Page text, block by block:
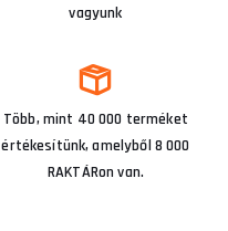
vagyunk
Több, mint 40 000 terméket
értékesítünk, amelyből 8 000
RAKTÁRon van.